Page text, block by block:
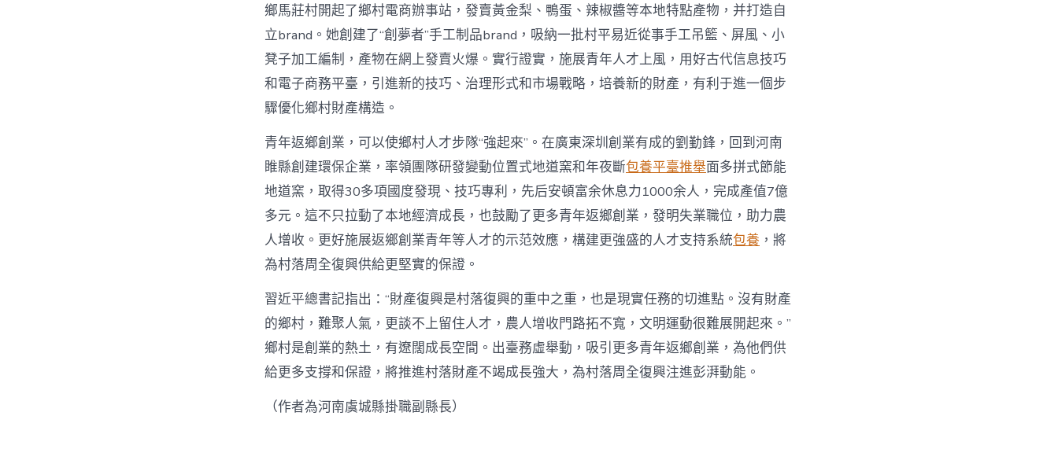
鄉馬莊村開起了鄉村電商辦事站，發賣黃金梨、鴨蛋、辣椒醬等本地特點產物，并打造自
立brand。她創建了“創夢者”手工制品brand，吸納一批村平易近從事手工吊籃、屏風、小
凳子加工編制，產物在網上發賣火爆。實行證實，施展青年人才上風，用好古代信息技巧
和電子商務平臺，引進新的技巧、治理形式和市場戰略，培養新的財產，有利于進一個步
驟優化鄉村財產構造。
青年返鄉創業，可以使鄉村人才步隊“強起來”。在廣東深圳創業有成的劉勤鋒，回到河南
睢縣創建環保企業，率領團隊研發變動位置式地道窯和年夜斷包養平臺推舉面多拼式節能
地道窯，取得30多項國度發現、技巧專利，先后安頓富余休息力1000余人，完成產值7億
多元。這不只拉動了本地經濟成長，也鼓勵了更多青年返鄉創業，發明失業職位，助力農
人增收。更好施展返鄉創業青年等人才的示范效應，構建更強盛的人才支持系統包養 ，將
為村落周全復興供給更堅實的保證。
習近平總書記指出：“財產復興是村落復興的重中之重，也是現實任務的切進點。沒有財產
的鄉村，難聚人氣，更談不上留住人才，農人增收門路拓不寬，文明運動很難展開起來。”
鄉村是創業的熱土，有遼闊成長空間。出臺務虛舉動，吸引更多青年返鄉創業，為他們供
給更多支撐和保證，將推進村落財產不竭成長強大，為村落周全復興注進彭湃動能。
（作者為河南虞城縣掛職副縣長）